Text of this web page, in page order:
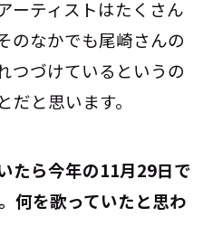
ーティストはたくさん
のなかでも尾崎さんの
つづけているというの
と思います。
たら今年の11月29日で
何を歌っていたと思わ